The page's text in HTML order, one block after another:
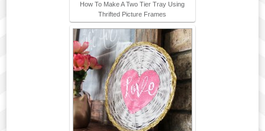
How To Make A Two Tier Tray Using
Thrifted Picture Frames